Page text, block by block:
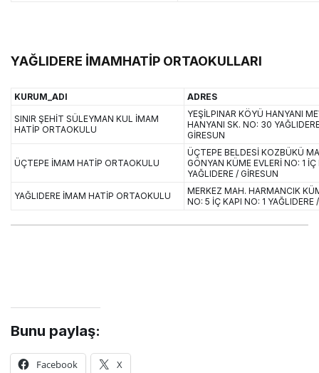
YAĞLIDERE İMAMHATİP ORTAOKULLARI
KURUM_ADI ADRES
SINIR ŞEHİT SÜLEYMAN KUL İMAM
HATİP ORTAOKULU
YEŞİLPINAR KÖYÜ HANYANI
HANYANI SK. NO: 30
GİRESUN
ÜÇTEPE İMAM HATİP ORTAOKULU
ÜÇTEPE BELDESİ KOZBÜKÜ
GÖNYAN KÜME EVLERİ NO: 1 İÇ
YAĞLIDERE / GİRESUN
YAĞLIDERE İMAM HATİP ORTAOKULU
MERKEZ MAH. HARMANCIK
NO: 5 İÇ KAPI NO: 1 YAĞLIDERE
Bunu paylaş:
Facebook X